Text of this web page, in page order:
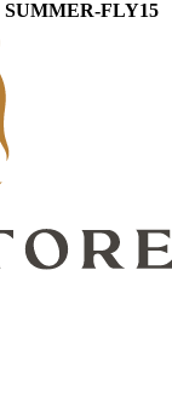
SUMMER-FLY15